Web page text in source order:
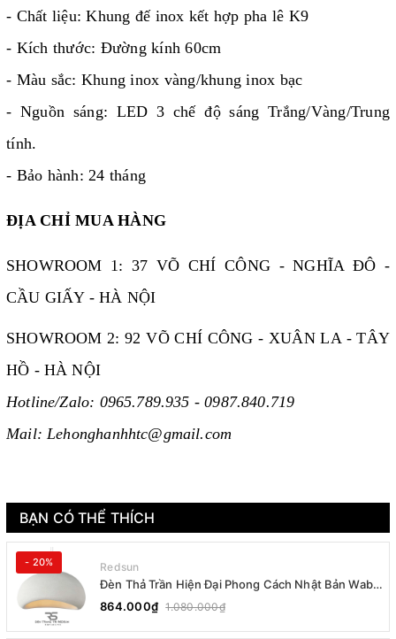
- Chất liệu: Khung đế inox kết hợp pha lê K9
- Kích thước: Đường kính 60cm
- Màu sắc: Khung inox vàng/khung inox bạc
- Nguồn sáng: LED 3 chế độ sáng Trắng/Vàng/Trung
tính.
- Bảo hành: 24 tháng
ĐỊA CHỈ MUA HÀNG
SHOWROOM 1: 37 VÕ CHÍ CÔNG - NGHĨA ĐÔ -
CẦU GIẤY - HÀ NỘI
SHOWROOM 2: 92 VÕ CHÍ CÔNG - XUÂN LA - TÂY
HỒ - HÀ NỘI
Hotline/Zalo: 0965.789.935 - 0987.840.719
Mail: Lehonghanhhtc@gmail.com
BẠN CÓ THỂ THÍCH
- 20% Redsun
Đèn Thả Trần Hiện Đại Phong Cách Nhật Bản Wabi-
sabi CDT-T036 Dáng B
864.000₫ 1.080.000₫